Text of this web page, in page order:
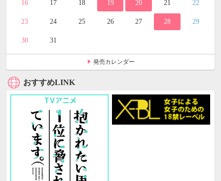
16 17 18 19 20 21 22
23 24 25 26 27 28 29
30 31
発売カレンダー
おすすめLINK